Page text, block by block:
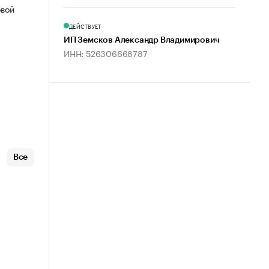
Все
ДЕЙСТВУЕТ
ИП Земсков Александр Владимирович
ИНН: 526306668787